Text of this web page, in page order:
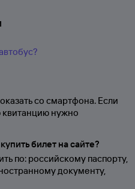
со смартфона. Если
квитанцию нужно
билет на сайте?
по: российскому паспорту,
документу,